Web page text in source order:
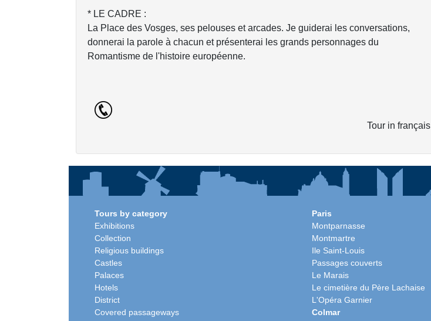
* LE CADRE :
La Place des Vosges, ses pelouses et arcades. Je guiderai les conversations,
donnerai la parole à chacun et présenterai les grands personnages du
Romantisme de l'histoire européenne.
Tour in français
Tours by category
Exhibitions
Collection
Religious buildings
Castles
Palaces
Hotels
District
Covered passageways
Paris
Montparnasse
Montmartre
Ile Saint-Louis
Passages couverts
Le Marais
Le cimetière du Père Lachaise
L'Opéra Garnier
Colmar